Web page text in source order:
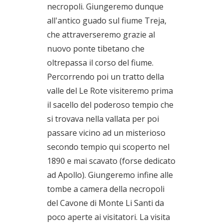
necropoli. Giungeremo dunque
all'antico guado sul fiume Treja,
che attraverseremo grazie al
nuovo ponte tibetano che
oltrepassa il corso del fiume.
Percorrendo poi un tratto della
valle del Le Rote visiteremo prima
il sacello del poderoso tempio che
si trovava nella vallata per poi
passare vicino ad un misterioso
secondo tempio qui scoperto nel
1890 e mai scavato (forse dedicato
ad Apollo). Giungeremo infine alle
tombe a camera della necropoli
del Cavone di Monte Li Santi da
poco aperte ai visitatori. La visita